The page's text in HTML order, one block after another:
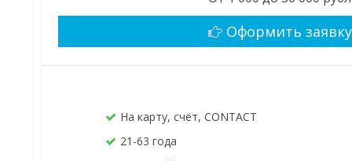
Оформить заявку
На карту, счёт, CONTACT
21-63 года